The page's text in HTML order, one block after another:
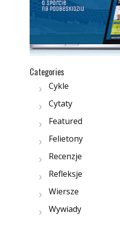
Categories
Cykle
Cytaty
Featured
Felietony
Recenzje
Refleksje
Wiersze
Wywiady